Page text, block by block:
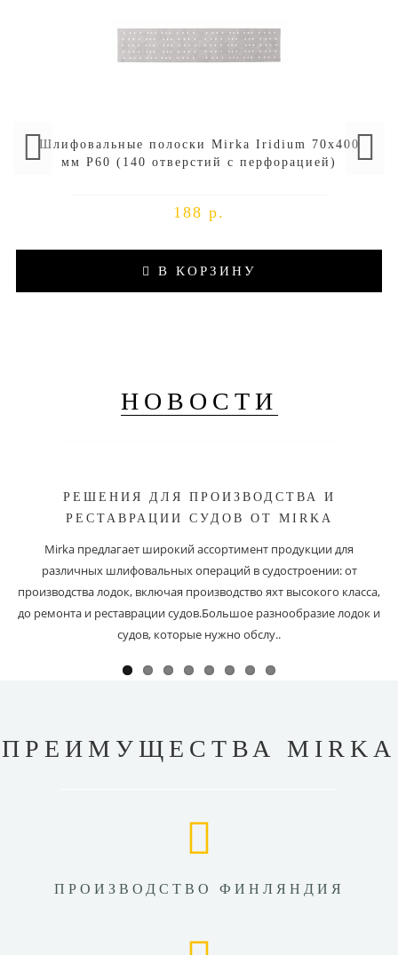
Шлифовальные полоски Mirka Iridium 70х400
мм P60 (140 отверстий с перфорацией)
188 р.
В КОРЗИНУ
НОВОСТИ
РЕШЕНИЯ ДЛЯ ПРОИЗВОДСТВА И
РЕСТАВРАЦИИ СУДОВ ОТ MIRKA
Mirka предлагает широкий ассортимент продукции для
различных шлифовальных операций в судостроении: от
производства лодок, включая производство яхт высокого класса,
до ремонта и реставрации судов.Большое разнообразие лодок и
судов, которые нужно обслу..
ПРЕИМУЩЕСТВА MIRKA
ПРОИЗВОДСТВО ФИНЛЯНДИЯ